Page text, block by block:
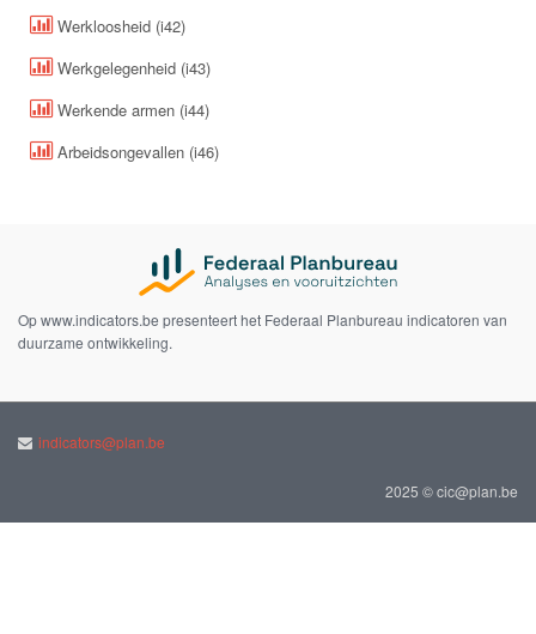
Werkloosheid (i42)
Werkgelegenheid (i43)
Werkende armen (i44)
Arbeidsongevallen (i46)
Op www.indicators.be presenteert het Federaal Planbureau indicatoren van
duurzame ontwikkeling.
indicators@plan.be
2025 © cic@plan.be